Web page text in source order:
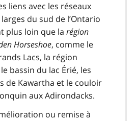
liens avec les réseaux
du sud de l’Ontario
plus loin que la région
Horseshoe, comme le
Lacs, la région
bassin du lac Érié, les
de Kawartha et le couloir
aux Adirondacks.
ou remise à